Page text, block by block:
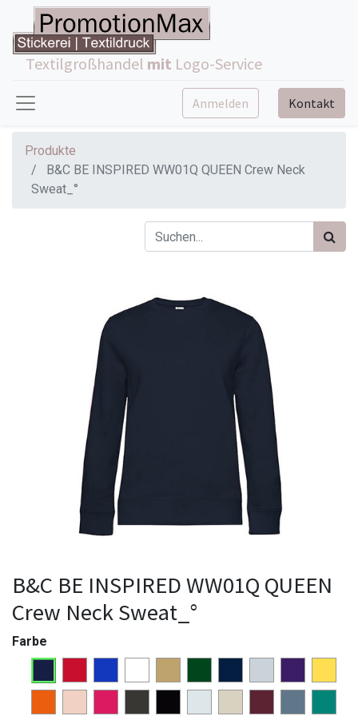
Textilgroßhandel mit Logo-Service
Anmelden Kontakt
Produkte
B&C BE INSPIRED WW01Q QUEEN Crew Neck
Sweat_°
B&C BE INSPIRED WW01Q QUEEN
Crew Neck Sweat_°
Farbe